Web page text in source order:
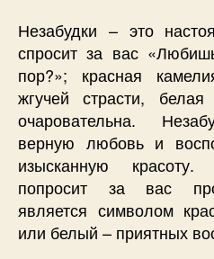
Незабудки – это
спросит за вас
пор?»; красная
жгучей страсти,
очаровательна.
верную любовь и
изысканную
попросит за вас
является символом
или белый – приятных